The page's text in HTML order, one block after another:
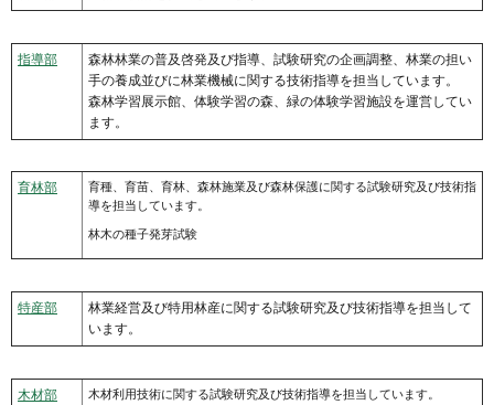
指導部
森林林業の普及啓発及び指導、試験研究の企画調整、林業の担い
手の養成並びに林業機械に関する技術指導を担当しています。
森林学習展示館、体験学習の森、緑の体験学習施設を運営してい
ます。
育林部
育種、育苗、育林、森林施業及び森林保護に関する試験研究及び技術指
導を担当しています。
林木の種子発芽試験
特産部
林業経営及び特用林産に関する試験研究及び技術指導を担当して
います。
木材部 木材利用技術に関する試験研究及び技術指導を担当しています。